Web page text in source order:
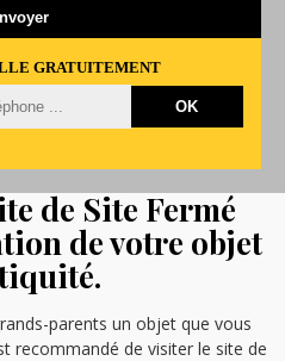
GRATUITEMENT
de Site Fermé
de votre objet
parents un objet que vous
recommandé de visiter le site de